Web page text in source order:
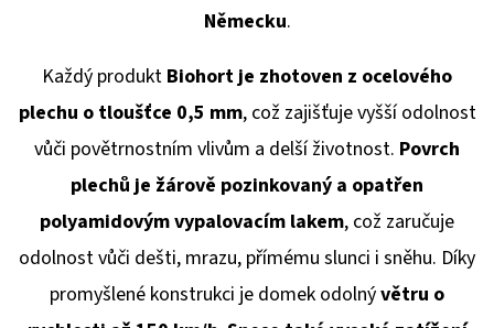
Německu.
Každý produkt Biohort je zhotoven z ocelového
plechu o tloušťce 0,5 mm, což zajišťuje vyšší odolnost
vůči povětrnostním vlivům a delší životnost. Povrch
plechů je žárově pozinkovaný a opatřen
polyamidovým vypalovacím lakem, což zaručuje
odolnost vůči dešti, mrazu, přímému slunci i sněhu. Díky
promyšlené konstrukci je domek odolnývětru o